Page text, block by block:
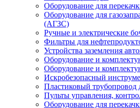
Оборудование для
Оборудование для
(АГЗС)
Ручные и электрические
Фильтры для
Устройства заземления
Оборудование и
Оборудование и
Искробезопасный
Пластиковый трубопровод
Пульты управления,
Оборудование для